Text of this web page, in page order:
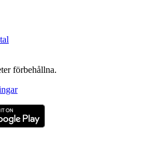
förbehållna.